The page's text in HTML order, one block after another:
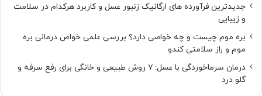
جدیدترین فرآورده های ارگانیک زنبور عسل و کاربرد هرکدام در سلامت
و زیبایی
بره موم چیست و چه خواصی دارد؟ بررسی علمی خواص درمانی بره
موم و راز سلامتی کندو
درمان سرماخوردگی با عسل: ۷ روش طبیعی و خانگی برای رفع سرفه و
گلو درد